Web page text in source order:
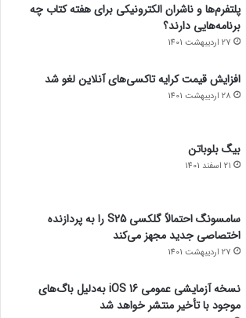
پلتفرم‌ها و ناشران الکترونیکی برای هفته کتاب چه
برنامه‌هایی دارند؟
27 اردیبهشت 1401
افزایش قیمت کرایه تاکسی‌های آنلاین لغو شد
28 اردیبهشت 1401
بیگ بلوباتن
21 اسفند 1401
سامسونگ احتمالاً گلکسی S25 را به پردازنده
اختصاصی جدید مجهز می‌کند
27 اردیبهشت 1401
نسخه آزمایشی عمومی iOS 16 به‌دلیل باگ‌های
موجود با تأخیر منتشر خواهد شد